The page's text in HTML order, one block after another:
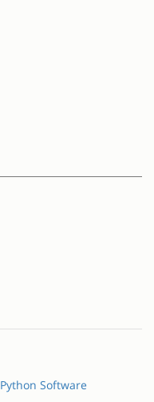
Python Software